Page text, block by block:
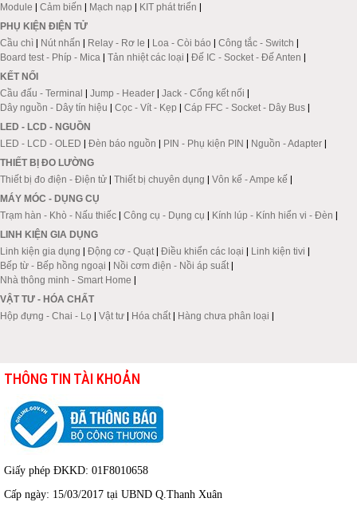
Module | Cảm biến | Mạch nạp | KIT phát triển |
PHỤ KIỆN ĐIỆN TỬ
Cầu chì | Nút nhấn | Relay - Rơ le | Loa - Còi báo | Công tắc - Switch |
Board test - Phíp - Mica | Tản nhiệt các loại | Đế IC - Socket - Đế Anten |
KẾT NỐI
Cầu đấu - Terminal | Jump - Header | Jack - Cổng kết nối |
Dây nguồn - Dây tín hiệu | Cọc - Vít - Kẹp | Cáp FFC - Socket - Dây Bus |
LED - LCD - NGUỒN
LED - LCD - OLED | Đèn báo nguồn | PIN - Phụ kiện PIN | Nguồn - Adapter |
THIẾT BỊ ĐO LƯỜNG
Thiết bị đo điện - Điện tử | Thiết bị chuyên dụng | Vôn kế - Ampe kế |
MÁY MÓC - DỤNG CỤ
Trạm hàn - Khò - Nấu thiếc | Công cụ - Dụng cụ | Kính lúp - Kính hiển vi - Đèn |
LINH KIỆN GIA DỤNG
Linh kiện gia dụng | Động cơ - Quạt | Điều khiển các loại | Linh kiện tivi |
Bếp từ - Bếp hồng ngoại | Nồi cơm điện - Nồi áp suất |
Nhà thông minh - Smart Home |
VẬT TƯ - HÓA CHẤT
Hộp đựng - Chai - Lọ | Vật tư | Hóa chất | Hàng chưa phân loại |
THÔNG TIN TÀI KHOẢN
Giấy phép ĐKKD: 01F8010658
Cấp ngày: 15/03/2017 tại UBND Q.Thanh Xuân